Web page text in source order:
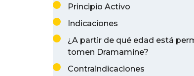
Principio Activo
Indicaciones
¿A partir de qué edad está
tomen Dramamine?
Contraindicaciones